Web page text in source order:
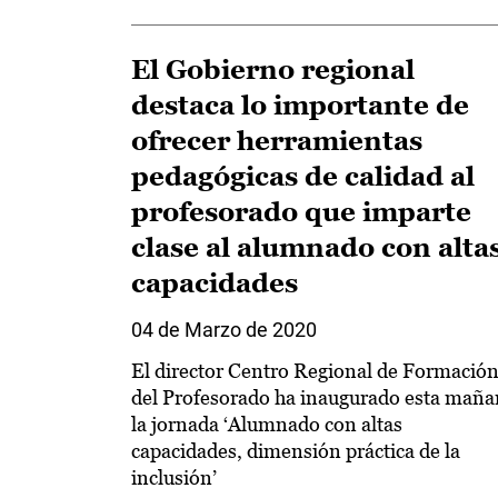
El Gobierno regional
destaca lo importante de
ofrecer herramientas
pedagógicas de calidad al
profesorado que imparte
clase al alumnado con
capacidades
04 de Marzo de 2020
El director Centro Regional de Formación
del Profesorado ha inaugurado esta
la jornada ‘Alumnado con altas
capacidades, dimensión práctica de la
inclusión’